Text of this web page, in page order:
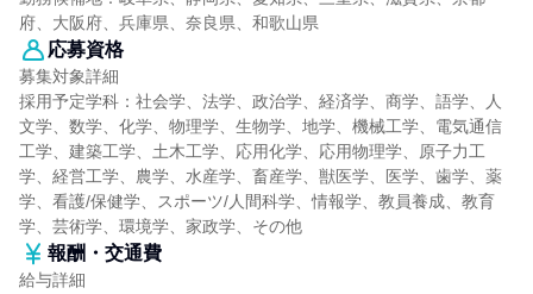
府、大阪府、兵庫県、奈良県、和歌山県
応募資格
募集対象詳細
採用予定学科：社会学、法学、政治学、経済学、商学、語学、人
文学、数学、化学、物理学、生物学、地学、機械工学、電気通信
工学、建築工学、土木工学、応用化学、応用物理学、原子力工
学、経営工学、農学、水産学、畜産学、獣医学、医学、歯学、薬
学、看護/保健学、スポーツ/人間科学、情報学、教員養成、教育
学、芸術学、環境学、家政学、その他
報酬・交通費
給与詳細